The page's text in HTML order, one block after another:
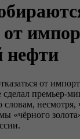
от
нефти
от
сделал премьер-
несмотря,
«чёрного